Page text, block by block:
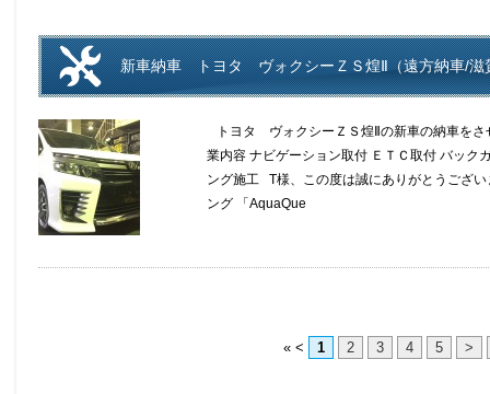
新車納車 トヨタ ヴォクシーＺＳ煌Ⅱ（遠方納車/滋
トヨタ ヴォクシーＺＳ煌Ⅱの新車の納車を
業内容 ナビゲーション取付 ＥＴＣ取付 バック
ング施工 T様、この度は誠にありがとうござ
ング 「AquaQue
« < 1 2 3 4 5 >